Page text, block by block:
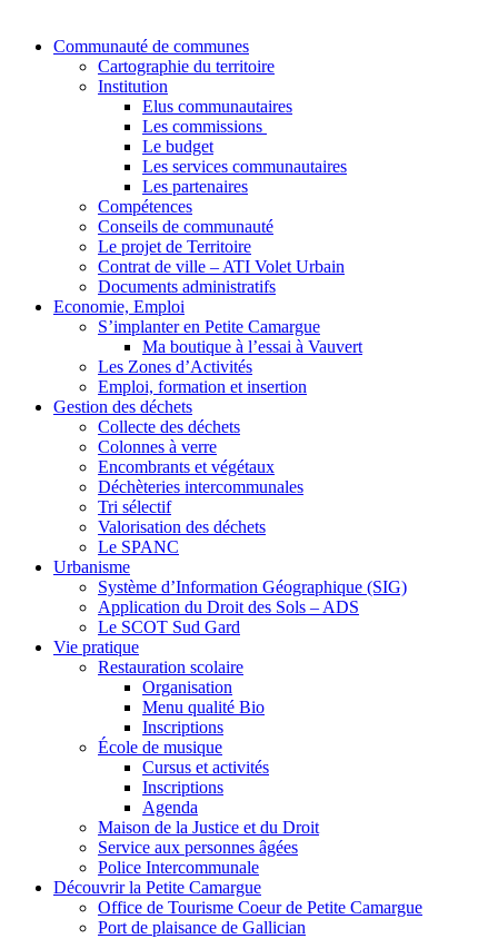
Communauté de communes
Cartographie du territoire
Institution
Elus communautaires
Les commissions
Le budget
Les services communautaires
Les partenaires
Compétences
Conseils de communauté
Le projet de Territoire
Contrat de ville – ATI Volet Urbain
Documents administratifs
Economie, Emploi
S’implanter en Petite Camargue
Ma boutique à l’essai à Vauvert
Les Zones d’Activités
Emploi, formation et insertion
Gestion des déchets
Collecte des déchets
Colonnes à verre
Encombrants et végétaux
Déchèteries intercommunales
Tri sélectif
Valorisation des déchets
Le SPANC
Urbanisme
Système d’Information Géographique (SIG)
Application du Droit des Sols – ADS
Le SCOT Sud Gard
Vie pratique
Restauration scolaire
Organisation
Menu qualité Bio
Inscriptions
École de musique
Cursus et activités
Inscriptions
Agenda
Maison de la Justice et du Droit
Service aux personnes âgées
Police Intercommunale
Découvrir la Petite Camargue
Office de Tourisme Coeur de Petite Camargue
Port de plaisance de Gallician